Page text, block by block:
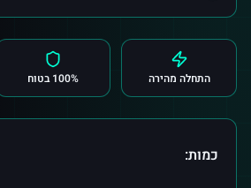
התחלה מהירה 100% בטוח
כמות: